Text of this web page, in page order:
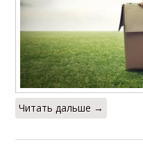
Читать дальше →